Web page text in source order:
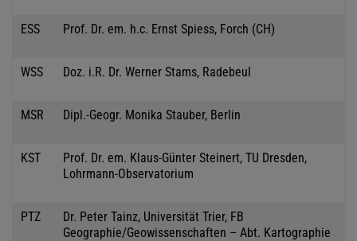
ESS Prof. Dr. em. h.c. Ernst Spiess, Forch (CH)
WSS Doz. i.R. Dr. Werner Stams, Radebeul
MSR Dipl.-Geogr. Monika Stauber, Berlin
KST
Prof. Dr. em. Klaus-Günter Steinert, TU Dresden,
Lohrmann-Observatorium
PTZ
Dr. Peter Tainz, Universität Trier, FB
Geographie/Geowissenschaften – Abt. Kartographie